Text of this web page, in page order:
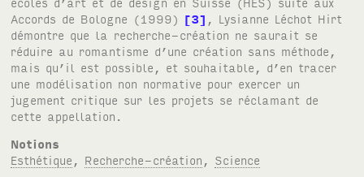
Accords de Bologne (1999)
3
, Lysianne Léchot Hirt
démontre que la recherche-création ne saurait se
réduire au romantisme d’une création sans méthode,
mais qu’il est possible, et souhaitable, d’en tracer
une modélisation non normative pour exercer un
jugement critique sur les projets se réclamant de
cette appellation.
Notions
Esthétique
Recherche-création
Science